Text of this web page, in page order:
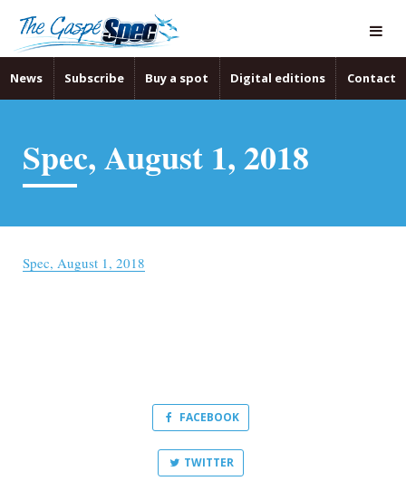
News Subscribe Buy a spot Digital editions Contact
Spec, August 1, 2018
Spec, August 1, 2018
FACEBOOK
TWITTER